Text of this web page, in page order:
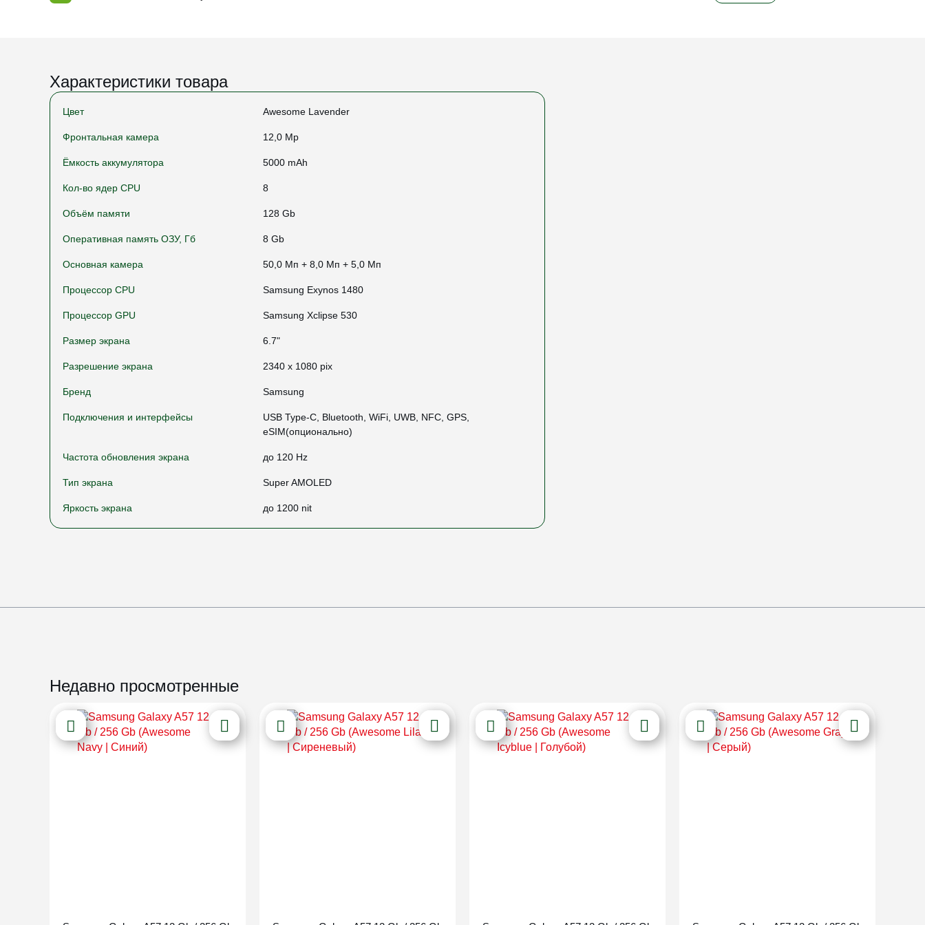
Характеристики товара
Цвет Awesome Lavender
Фронтальная камера 12,0 Mp
Ёмкость аккумулятора 5000 mAh
Кол-во ядер CPU 8
Объём памяти 128 Gb
Оперативная память ОЗУ, Гб 8 Gb
Основная камера 50,0 Мп + 8,0 Мп + 5,0 Мп
Процессор CPU Samsung Exynos 1480
Процессор GPU Samsung Xclipse 530
Размер экрана 6.7"
Разрешение экрана 2340 x 1080 pix
Бренд Samsung
Подключения и интерфейсы
USB Type-C, Bluetooth, WiFi, UWB, NFC, GPS,
eSIM(опционально)
Частота обновления экрана до 120 Hz
Тип экрана Super AMOLED
Яркость экрана до 1200 nit
Недавно просмотренные